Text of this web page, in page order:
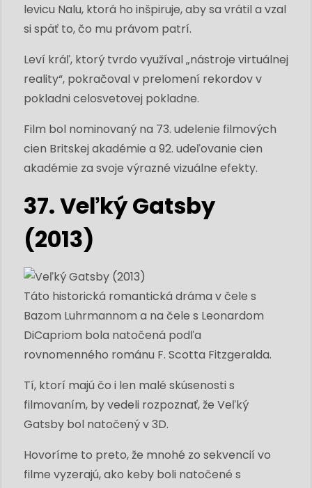
levicu Nalu, ktorá ho inšpiruje, aby sa vrátil a vzal
si späť to, čo mu právom patrí.
Leví kráľ, ktorý tvrdo využíval „nástroje virtuálnej
reality“, pokračoval v prelomení rekordov v
pokladni celosvetovej pokladne.
Film bol nominovaný na 73. udelenie filmových
cien Britskej akadémie a 92. udeľovanie cien
akadémie za svoje výrazné vizuálne efekty.
37. Veľký Gatsby
(2013)
Táto historická romantická dráma v čele s
Bazom Luhrmannom a na čele s Leonardom
DiCapriom bola natočená podľa
rovnomenného románu F. Scotta Fitzgeralda.
Tí, ktorí majú čo i len malé skúsenosti s
filmovaním, by vedeli rozpoznať, že Veľký
Gatsby bol natočený v 3D.
Hovoríme to preto, že mnohé zo sekvencií vo
filme vyzerajú, ako keby boli natočené s